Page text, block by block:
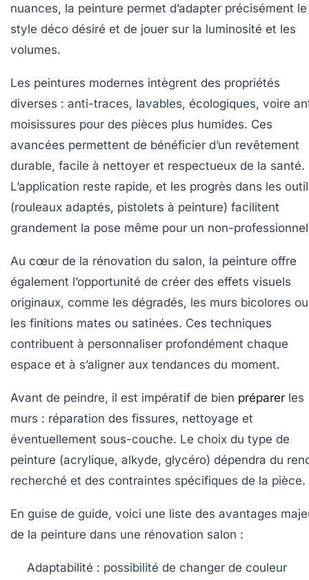
nuances, la peinture permet d’adapter précisément le
style déco désiré et de jouer sur la luminosité et les
volumes.
Les peintures modernes intègrent des propriétés
diverses : anti-traces, lavables, écologiques, voire
moisissures pour des pièces plus humides. Ces
avancées permettent de bénéficier d’un revêtement
durable, facile à nettoyer et respectueux de la santé.
L’application reste rapide, et les progrès dans les
(rouleaux adaptés, pistolets à peinture) facilitent
grandement la pose même pour un non-
Au cœur de la rénovation du salon, la peinture offre
également l’opportunité de créer des effets visuels
originaux, comme les dégradés, les murs bicolores ou
les finitions mates ou satinées. Ces techniques
contribuent à personnaliser profondément chaque
espace et à s’aligner aux tendances du moment.
Avant de peindre, il est impératif de bien préparer les
murs : réparation des fissures, nettoyage et
éventuellement sous-couche. Le choix du type de
peinture (acrylique, alkyde, glycéro) dépendra du
recherché et des contraintes spécifiques de la pièce.
En guise de guide, voici une liste des avantages
de la peinture dans une rénovation salon :
Adaptabilité : possibilité de changer de couleur